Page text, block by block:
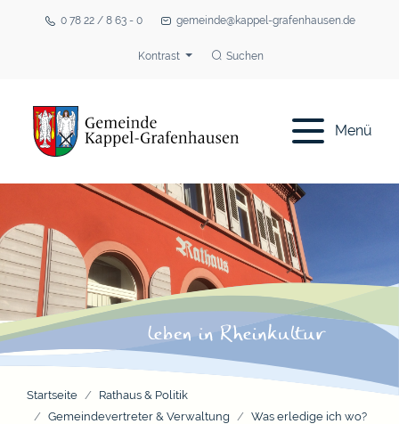
0 78 22 / 8 63 - 0 gemeinde@kappel-grafenhausen.de
Kontrast Suchen
Menü
Startseite
Rathaus & Politik
Gemeindevertreter & Verwaltung
Was erledige ich wo?